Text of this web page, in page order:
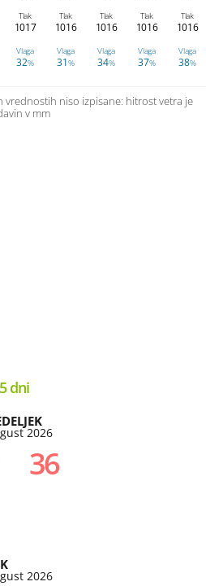
Tlak
1017
Tlak
1016
Tlak
1016
Tlak
1016
Tlak
1016
Vlaga
32%
Vlaga
31%
Vlaga
34%
Vlaga
37%
Vlaga
38%
vrednostih niso izpisane: hitrost vetra je
v mm
dni
2026
36
2026